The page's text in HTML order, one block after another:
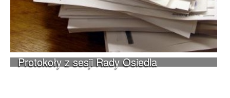
Protokoły z sesji Rady Osiedla